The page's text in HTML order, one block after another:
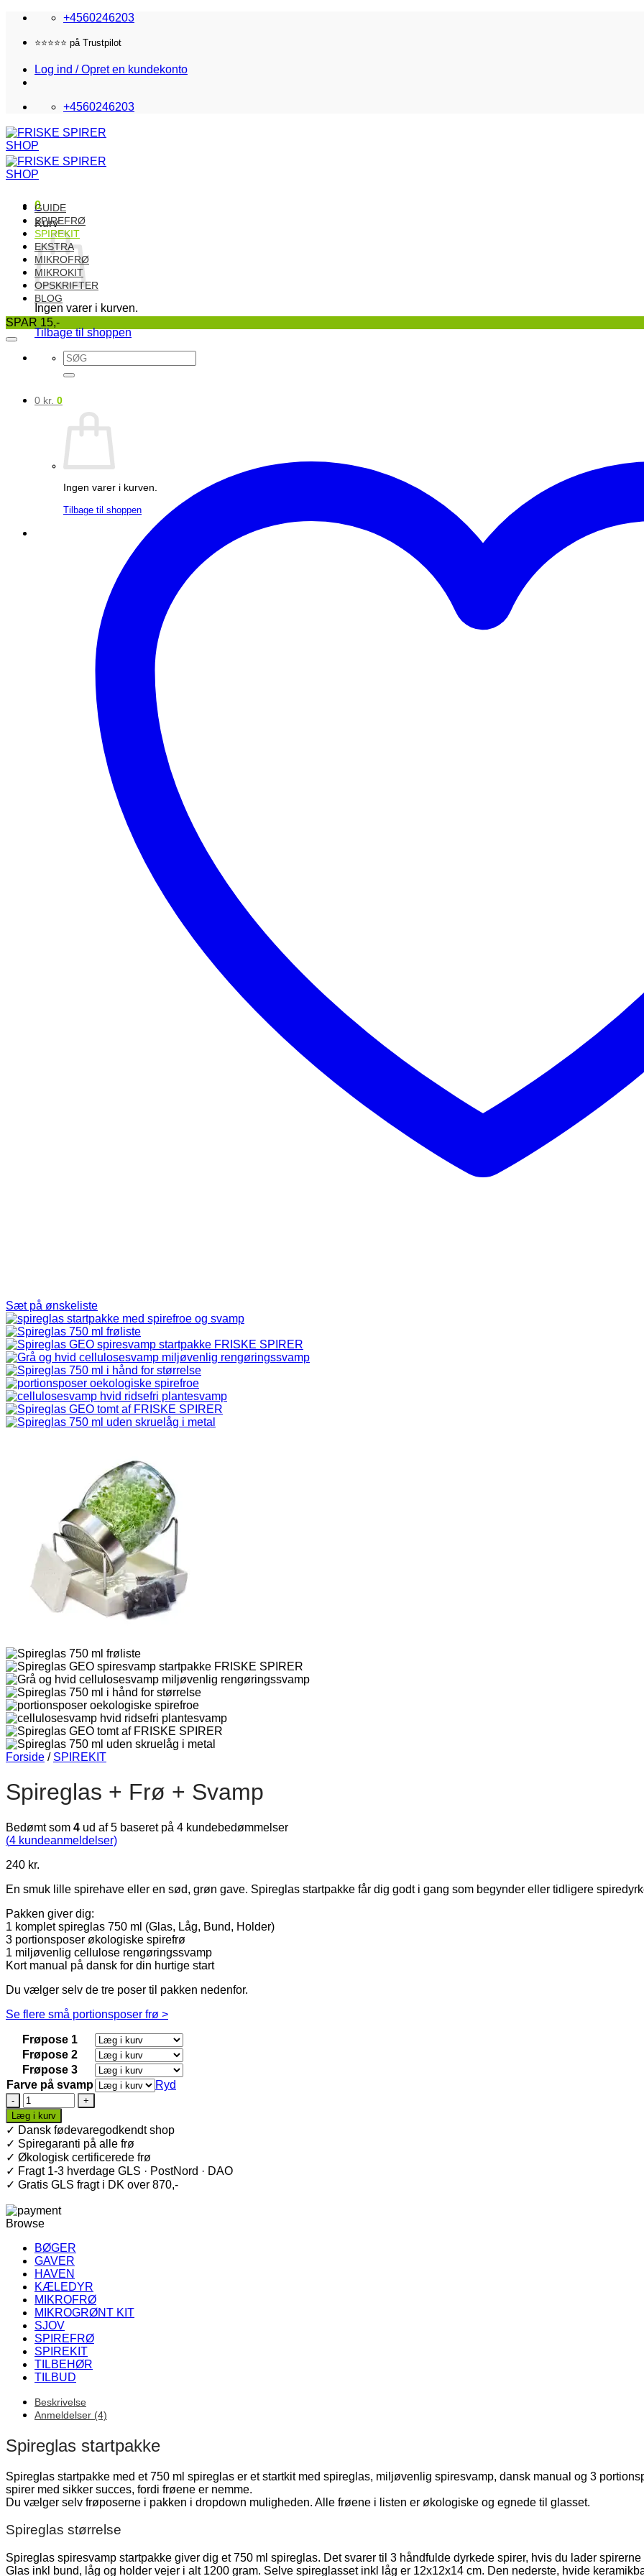
Fortsæt
indhold
+4560246203
Fri fragt i DK over 870,-
Log ind / Opret en kundekonto
+4560246203
0
Kurv
Ingen varer i kurven.
Tilbage til shoppen
Søg
efter:
0 kr. 0
Ingen varer i kurven.
Tilbage til shoppen
GUIDE
SPIREFRØ
SPIREKIT
EKSTRA
MIKROFRØ
MIKROKIT
OPSKRIFTER
BLOG
SPAR 15,-
Sæt på ønskeliste
Forside / SPIREKIT
Spireglas + Frø + Svamp
Bedømt som 4 ud af 5 baseret på 4 kundebedømmelser
(4 kundeanmeldelser)
240 kr.
En smuk lille spirehave eller en sød, grøn gave. Spireglas startpakke får dig godt i gang som begynder eller tidligere
Pakken giver dig:
1 komplet spireglas 750 ml (Glas, Låg, Bund, Holder)
3 portionsposer økologiske spirefrø
1 miljøvenlig cellulose rengøringssvamp
Kort manual på dansk for din hurtige start
Du vælger selv de tre poser til pakken nedenfor.
Se flere små portionsposer frø >
Frøpose 1
Frøpose 2
Frøpose 3
Farve på svamp
Ryd
Spireglas
+
Frø
+
Svamp
antal
Læg i kurv
✓ Dansk fødevaregodkendt shop
✓ Spiregaranti på alle frø
✓ Økologisk certificerede frø
✓ Fragt 1-3 hverdage GLS · PostNord · DAO
✓ Gratis GLS fragt i DK over 870,-
Browse
BØGER
GAVER
HAVEN
KÆLEDYR
MIKROFRØ
MIKROGRØNT KIT
SJOV
SPIREFRØ
SPIREKIT
TILBEHØR
TILBUD
Beskrivelse
Anmeldelser (4)
Spireglas startpakke
Spireglas startpakke med et 750 ml spireglas er et startkit med spireglas, miljøvenlig spiresvamp, dansk manual og 3
spirer med sikker succes, fordi frøene er nemme.
Du vælger selv frøposerne i pakken i dropdown muligheden. Alle frøene i listen er økologiske og egnede til glasset.
Spireglas størrelse
Spireglas spiresvamp startpakke giver dig et 750 ml spireglas. Det svarer til 3 håndfulde dyrkede spirer, hvis du lader
Glas inkl bund, låg og holder vejer i alt 1200 gram. Selve spireglasset inkl låg er 12x12x14 cm. Den nederste, hvide